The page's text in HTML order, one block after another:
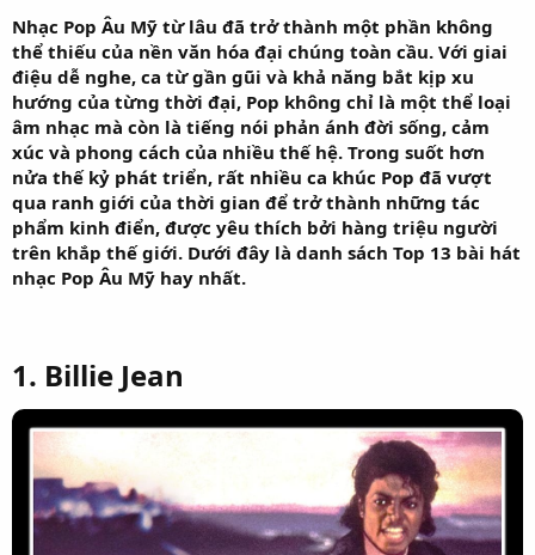
Nhạc Pop Âu Mỹ từ lâu đã trở thành một phần không
thể thiếu của nền văn hóa đại chúng toàn cầu. Với giai
điệu dễ nghe, ca từ gần gũi và khả năng bắt kịp xu
hướng của từng thời đại, Pop không chỉ là một thể loại
âm nhạc mà còn là tiếng nói phản ánh đời sống, cảm
xúc và phong cách của nhiều thế hệ. Trong suốt hơn
nửa thế kỷ phát triển, rất nhiều ca khúc Pop đã vượt
qua ranh giới của thời gian để trở thành những tác
phẩm kinh điển, được yêu thích bởi hàng triệu người
trên khắp thế giới. Dưới đây là danh sách Top 13 bài hát
nhạc Pop Âu Mỹ hay nhất.
1. Billie Jean